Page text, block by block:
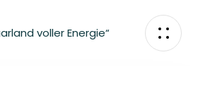
voller Energie“